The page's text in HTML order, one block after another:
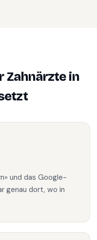
Zahnärztein
und das Google-
genau dort, wo in